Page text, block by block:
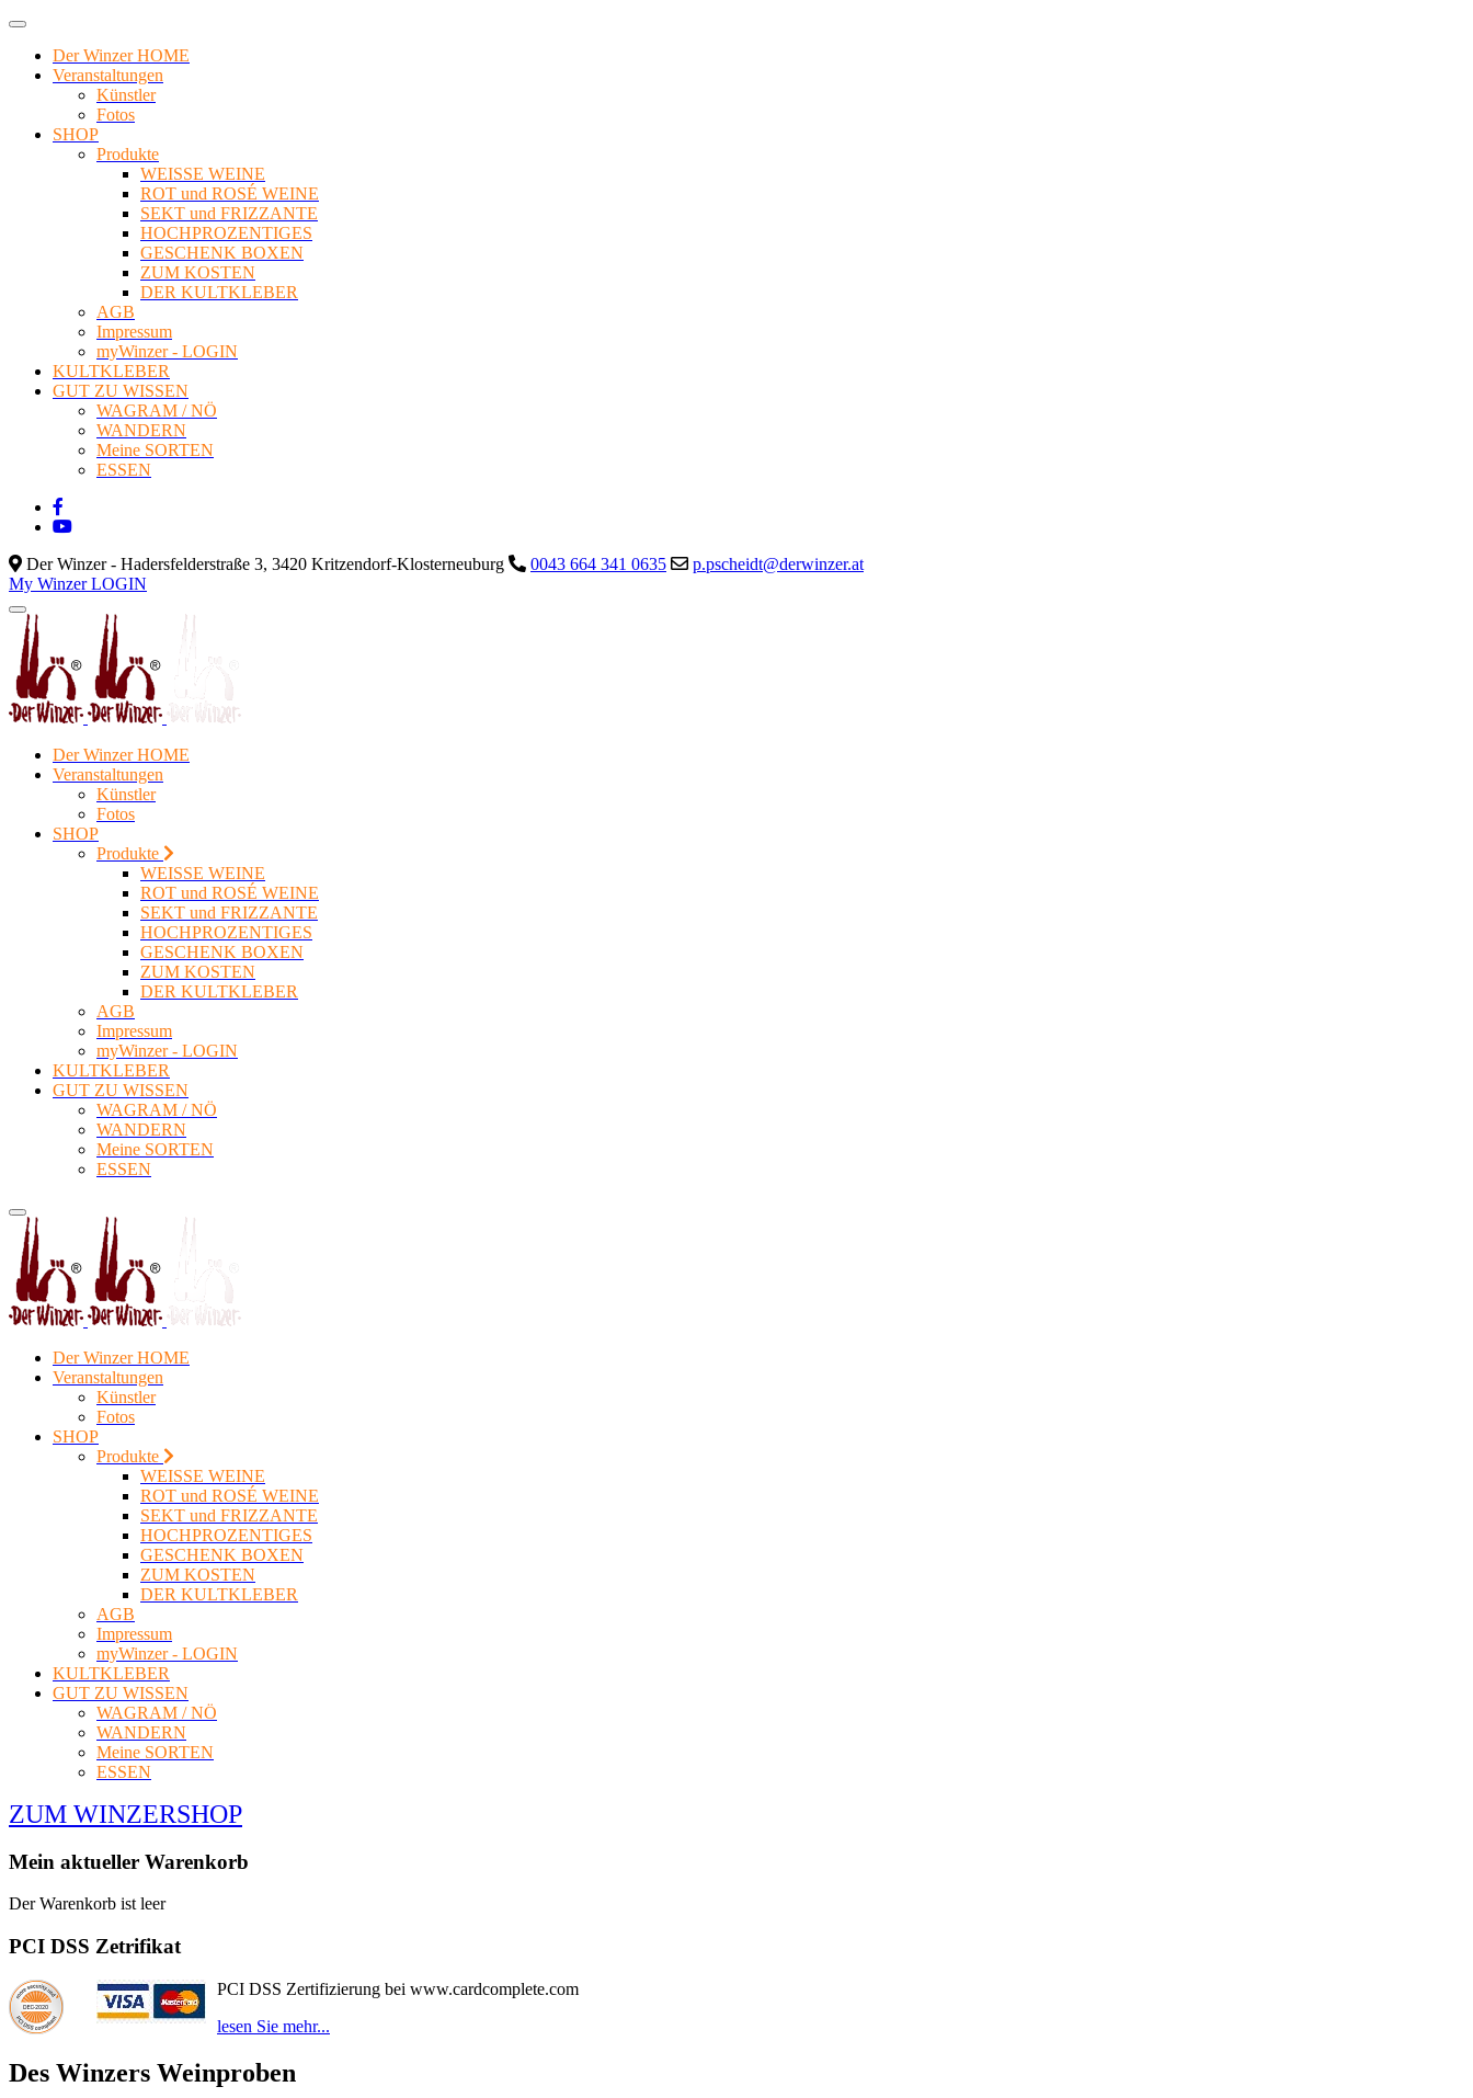
Der Winzer HOME
Veranstaltungen
Künstler
Fotos
SHOP
Produkte
WEISSE WEINE
ROT und ROSÉ WEINE
SEKT und FRIZZANTE
HOCHPROZENTIGES
GESCHENK BOXEN
ZUM KOSTEN
DER KULTKLEBER
AGB
Impressum
myWinzer - LOGIN
KULTKLEBER
GUT ZU WISSEN
WAGRAM / NÖ
WANDERN
Meine SORTEN
ESSEN
Der Winzer - Hadersfelderstraße 3, 3420 Kritzendorf-Klosterneuburg 0043 664 341 0635
p.pscheidt@derwinzer.at
My Winzer LOGIN
Der Winzer HOME
Veranstaltungen
Künstler
Fotos
SHOP
Produkte
WEISSE WEINE
ROT und ROSÉ WEINE
SEKT und FRIZZANTE
HOCHPROZENTIGES
GESCHENK BOXEN
ZUM KOSTEN
DER KULTKLEBER
AGB
Impressum
myWinzer - LOGIN
KULTKLEBER
GUT ZU WISSEN
WAGRAM / NÖ
WANDERN
Meine SORTEN
ESSEN
Der Winzer HOME
Veranstaltungen
Künstler
Fotos
SHOP
Produkte
WEISSE WEINE
ROT und ROSÉ WEINE
SEKT und FRIZZANTE
HOCHPROZENTIGES
GESCHENK BOXEN
ZUM KOSTEN
DER KULTKLEBER
AGB
Impressum
myWinzer - LOGIN
KULTKLEBER
GUT ZU WISSEN
WAGRAM / NÖ
WANDERN
Meine SORTEN
ESSEN
ZUM WINZERSHOP
Mein aktueller Warenkorb
Der Warenkorb ist leer
PCI DSS Zetrifikat
PCI DSS Zertifizierung bei www.cardcomplete.com
lesen Sie mehr...
Des Winzers Weinproben